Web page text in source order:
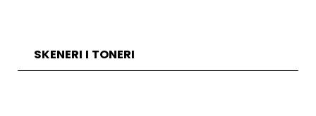
SKENERI I TONERI